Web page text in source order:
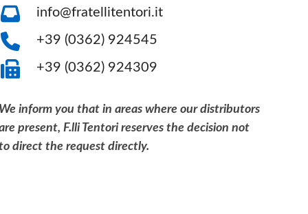
info@fratellitentori.it
+39 (0362) 924545
+39 (0362) 924309
We inform you that in areas where our distributors
present, F.lli Tentori reserves the decision not
direct the request directly.